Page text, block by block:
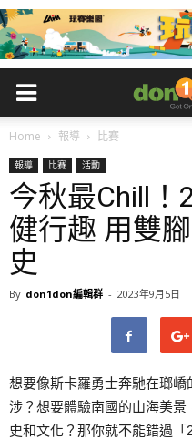
Home 報導 比賽
報導 比賽 活動
今秋最Chill！
健行趣 用雙
史
By don1don編輯群 - 2023年9月5日
想要像斯卡羅勇士奔馳在瑯
涉？想要體驗南國的山海美
史和文化？那你就不能錯過「